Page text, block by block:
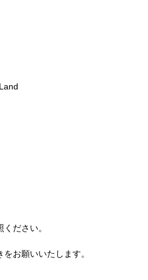
ださい。
お願いいたします。